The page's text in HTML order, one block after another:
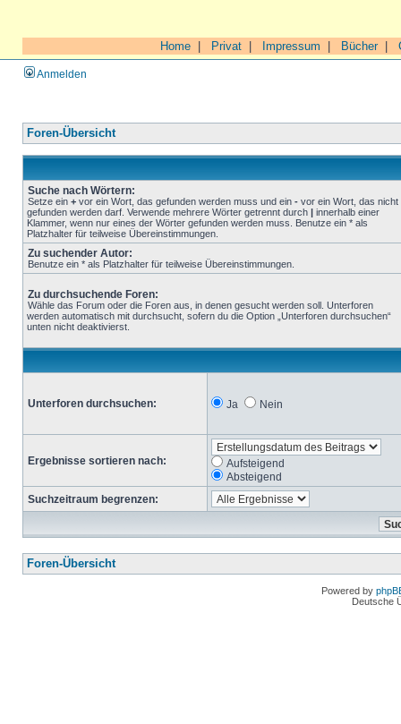
Home Privat Impressum Bücher|
Anmelden
Foren-Übersicht
Suche nach Wörtern:
Setze ein + vor ein Wort, das gefunden werden muss und ein - vor ein Wort, das nicht
gefunden werden darf. Verwende mehrere Wörter getrennt durch | innerhalb einer
Klammer, wenn nur eines der Wörter gefunden werden muss. Benutze ein * als
Platzhalter für teilweise Übereinstimmungen.
Zu suchender Autor:
Benutze ein * als Platzhalter für teilweise Übereinstimmungen.
Zu durchsuchende Foren:
Wähle das Forum oder die Foren aus, in denen gesucht werden soll. Unterforen
werden automatisch mit durchsucht, sofern du die Option „Unterforen durchsuchen“
unten nicht deaktivierst.
Unterforen durchsuchen: Ja Nein
Ergebnisse sortieren nach:
Aufsteigend
Absteigend
Suchzeitraum begrenzen:
Foren-Übersicht
Powered by
Deutsche